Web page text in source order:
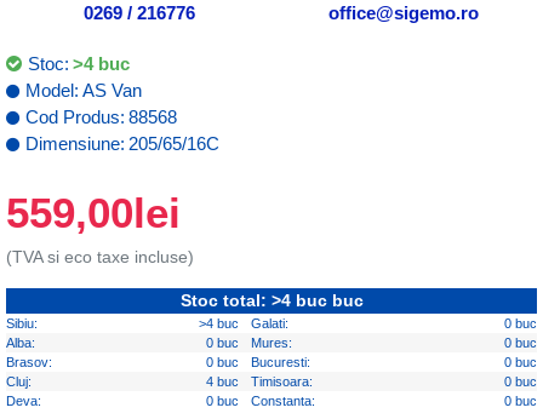
0269 / 216776 office@sigemo.ro
559,00lei
(TVA si eco taxe incluse)
Stoc: >4 buc
Model: AS Van
Cod Produs: 88568
Dimensiune: 205/65/16C
Stoc total: >4 buc buc
Sibiu: >4 buc Galati:
0 buc
Alba:
0 buc Mures:
0 buc
Brasov:
0 buc Bucuresti:
0 buc
Cluj:
4 buc Timisoara:
0 buc
Deva:
0 buc Constanta: 0 buc